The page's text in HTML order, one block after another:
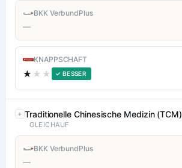
BKK VerbundPlus
—
KNAPPSCHAFT
★ ★★ ✓ BESSER
Traditionelle Chinesische Medizin (TCM)
GLEICHAUF
BKK VerbundPlus
—